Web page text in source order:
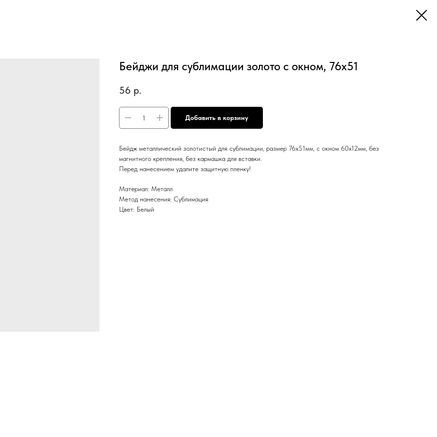
Бейджи для сублимации золото с окном, 76х51
56 р.
Добавить в корзину
Бейдж металлический золотистый для сублимации, размер 76х51мм, с окном 60х12мм, без
магнитного крепления, без кармашка для вставки.
Перед нанесением удалите защитную пленку!
Материал: Металл
Метод нанесения: Сублимация
Цвет: Белый